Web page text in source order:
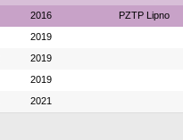
2016 PZTP Lipno
2019
2019
2019
2021